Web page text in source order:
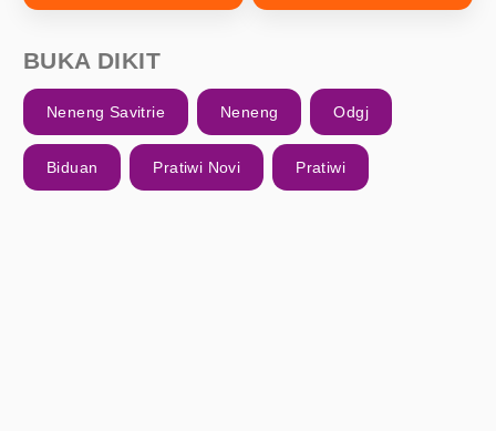
BUKA DIKIT
Neneng Savitrie Neneng Odgj
Biduan Pratiwi Novi Pratiwi